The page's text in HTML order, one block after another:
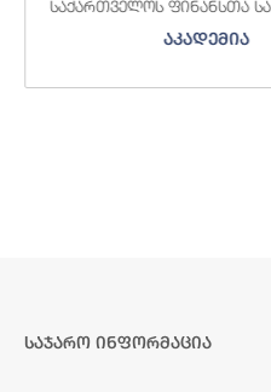
საფინანსო-
სამსახური
საჯარო ინფორმაცია